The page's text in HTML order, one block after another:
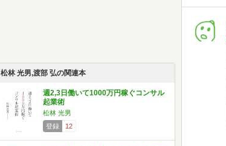
松林 光男,渡部 弘の関連本
週2,3日働いて1000万円稼ぐコンサル
起業術
松林 光男
登録
12